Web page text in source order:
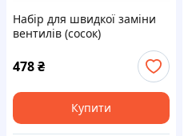
Набір для швидкої заміни
вентилів (сосок)
розбирання колеса + 4
вентилі
478₴
Купити